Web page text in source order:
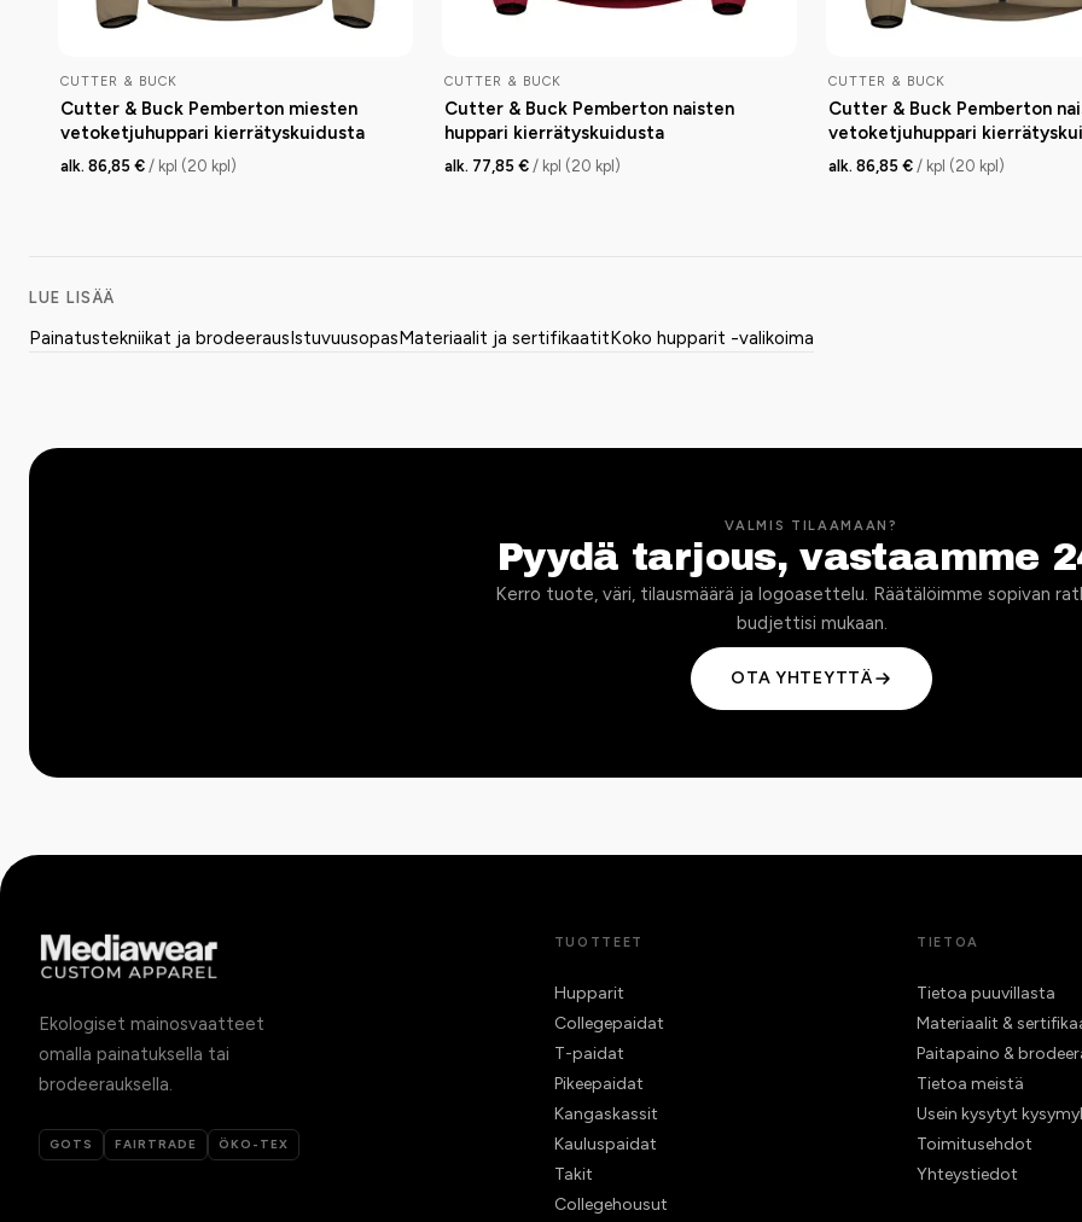
CUTTER & BUCK
Cutter & Buck Pemberton miesten
vetoketjuhuppari kierrätyskuidusta
alk. 86,85 € / kpl (20 kpl)
CUTTER & BUCK
Cutter & Buck Pemberton naisten
huppari kierrätyskuidusta
alk. 77,85 € / kpl (20 kpl)
CUTTER & BUCK
Cutter & Buck Pemberton
vetoketjuhuppari
alk. 86,85 € / kpl (20 kpl)
LUE LISÄÄ
Painatustekniikat ja brodeerausIstuvuusopasMateriaalit ja sertifikaatitKoko hupparit -valikoima
VALMIS TILAAMAAN?
Pyydä tarjous, vastaamme
Kerro tuote, väri, tilausmäärä ja logoasettelu. Räätälöimme sopivan
budjettisi mukaan.
OTA YHTEYTTÄ
Ekologiset mainosvaatteet
omalla painatuksella tai
brodeerauksella.
GOTS FAIRTRADE ÖKO-TEX
TUOTTEET
Hupparit
Collegepaidat
T-paidat
Pikeepaidat
Kangaskassit
Kauluspaidat
Takit
Collegehousut
TIETOA
Tietoa puuvillasta
Materiaalit &
Paitapaino &
Tietoa meistä
Usein kysytyt
Toimitusehdot
Yhteystiedot